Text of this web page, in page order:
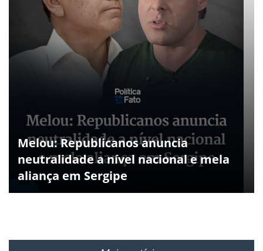
Melou: Republicanos anuncia
neutralidade a nível nacional e mela
aliança em Sergipe